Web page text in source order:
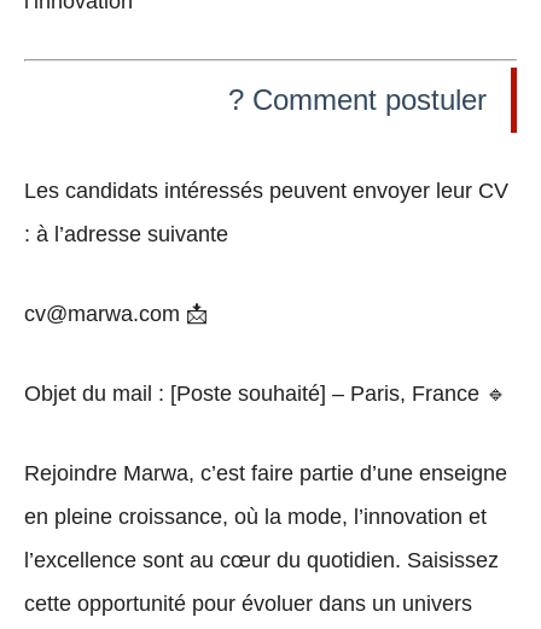
Comment postuler ?
Les candidats intéressés peuvent envoyer leur CV
à l’adresse suivante :
📩
cv@marwa.com
🔹
Objet du mail : [Poste souhaité] – Paris, France
Rejoindre Marwa, c’est faire partie d’une enseigne
en pleine croissance, où la mode, l’innovation et
l’excellence sont au cœur du quotidien. Saisissez
cette opportunité pour évoluer dans un univers